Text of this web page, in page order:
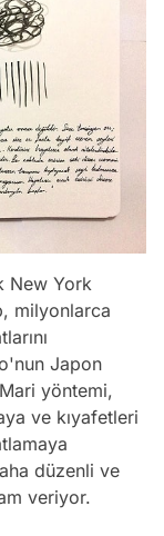
New York
milyonlarca
Japon
yöntemi,
ve kıyafetleri
düzenli ve
veriyor.